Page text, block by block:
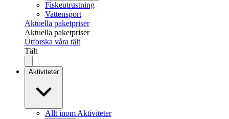
Fiskeutrustning
Vattensport
Aktuella paketpriser
Aktuella paketpriser
Utforska våra tält
Tält
Aktiviteter
Allt inom Aktiviteter